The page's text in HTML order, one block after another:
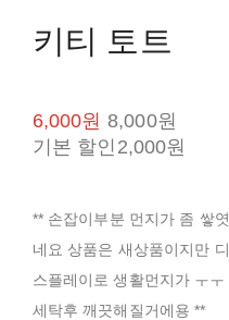
키티 토트
6,000원 8,000원
기본 할인 2,000원
** 손잡이부분 먼지가 좀 쌓엿
네요 상품은 새상품이지만 디
스플레이로 생활먼지가 ㅜㅜ
세탁후 깨끗해질거에용 **